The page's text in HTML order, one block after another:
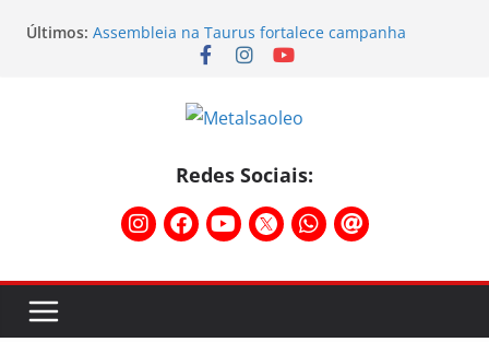
Últimos: Assembleia na Taurus fortalece campanha
salarial e mostra a força da categoria que exige
Nota de repúdio
Conselho Diretivo da CNM/CUT debate indústria e
Temporal destelha Ginásio Bigornão
Assembleia na Taurus – Campanha salarial
2026/2027
Redes Sociais: